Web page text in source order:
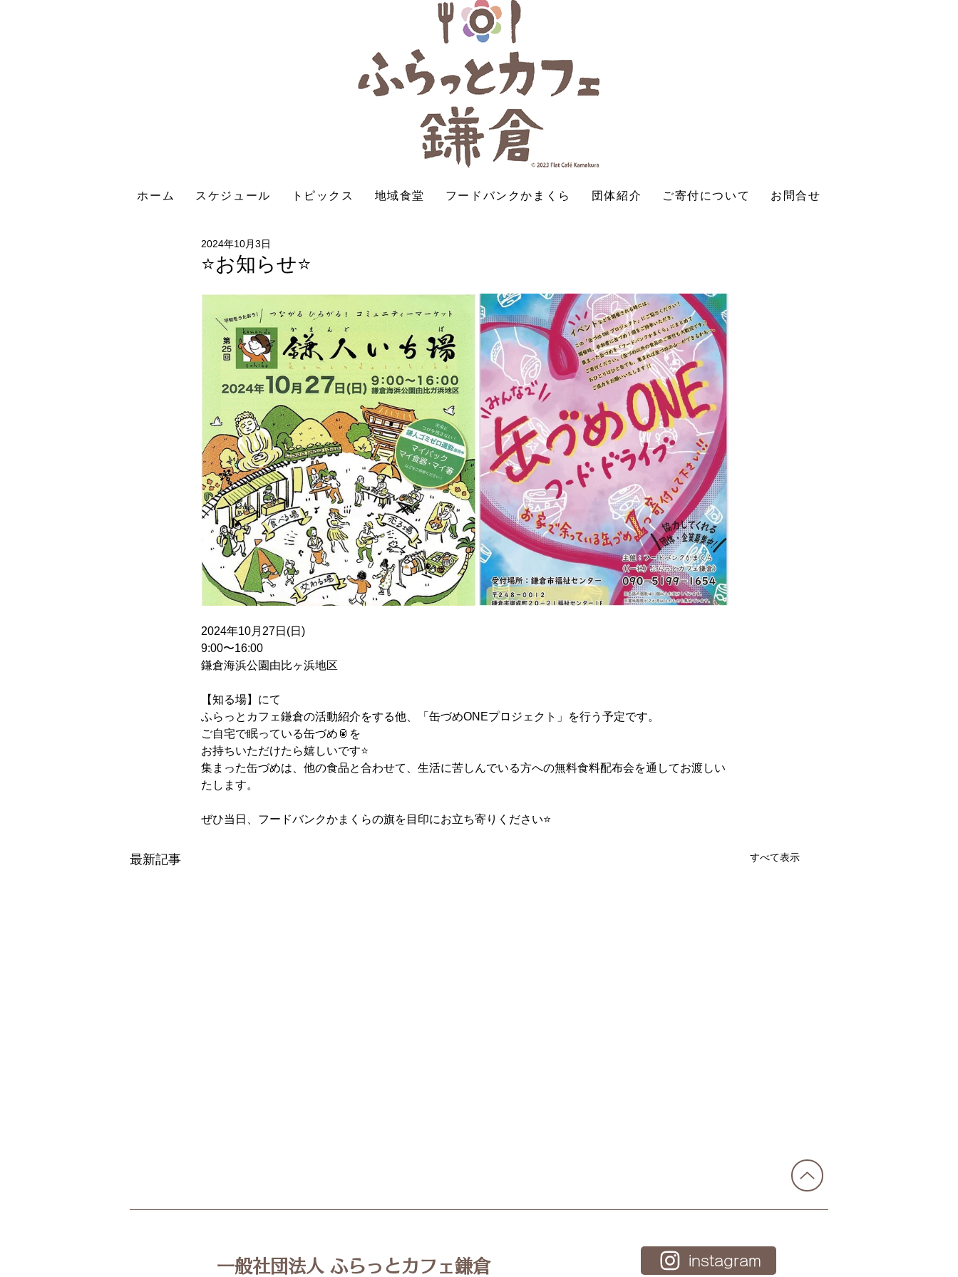
ホーム スケジュール トピックス 地域食堂 フードバンクかまくら 団体紹介 ご寄付について お問合せ
⭐お知らせ⭐
2024年10月3日
2024年10月27日(日)
9:00〜16:00
鎌倉海浜公園由比ヶ浜地区
【知る場】にて
ふらっとカフェ鎌倉の活動紹介をする他、「缶づめONEプロジェクト」を行う予定です。
ご自宅で眠っている缶づめ🥫を
お持ちいただけたら嬉しいです⭐
集まった缶づめは、他の食品と合わせて、生活に苦しんでいる方への無料食料配布会を通してお渡しい
たします。
ぜひ当日、フードバンクかまくらの旗を目印にお立ち寄りください⭐
最新記事 すべて表示
一般社団法人 ふらっとカフェ鎌倉 instagram